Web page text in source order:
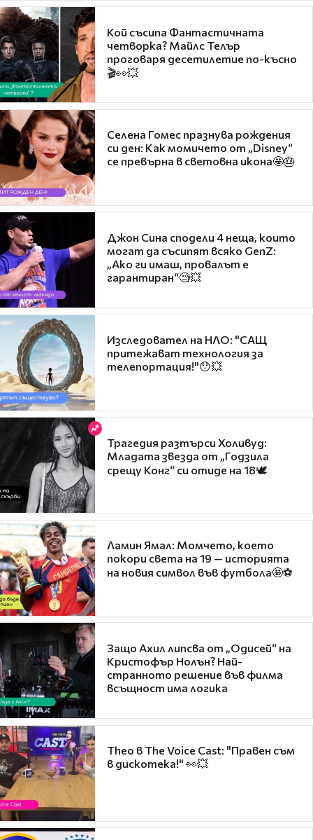
Кой съсипа Фантастичната
четворка? Майлс Телър
проговаря десетилетие по-късно
🎬👀💥
Селена Гомес празнува рождения
си ден: Как момичето от „Disney“
се превърна в световна икона🤩🎂
Джон Сина сподели 4 неща, които
могат да съсипят всяко GenZ:
„Ако ги имаш, провалът е
гарантиран“🧐💥
Изследовател на НЛО: "САЩ
притежават технология за
телепортация!"😯💥
Трагедия разтърси Холивуд:
Младата звезда от „Годзила
срещу Конг“ си отиде на 18🕊️
Ламин Ямал: Момчето, което
покори света на 19 — историята
на новия символ във футбола🤩⚽
Защо Ахил липсва от „Одисей“ на
Кристофър Нолън? Най-
странното решение във филма
всъщност има логика
Theo в The Voice Cast: "Правен съм
в дискотека!" 👀💥